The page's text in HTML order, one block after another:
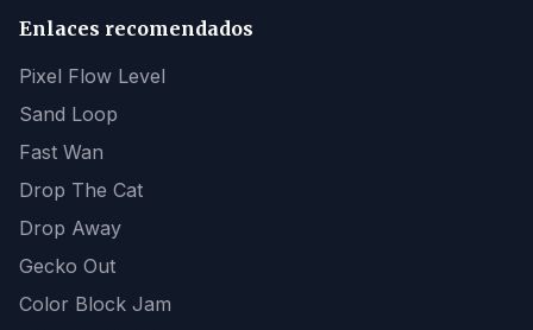
Enlaces recomendados
Pixel Flow Level
Sand Loop
Fast Wan
Drop The Cat
Drop Away
Gecko Out
Color Block Jam